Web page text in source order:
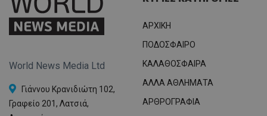
World News Media Ltd
Γιάννου Κρανιδιώτη 102,
Γραφείο 201, Λατσιά,
ΑΡΧΙΚΗ
ΠΟΔΟΣΦΑΙΡΟ
ΚΑΛΑΘΟΣΦΑΙΡΑ
ΑΛΛΑ ΑΘΛΗΜΑΤΑ
ΑΡΘΡΟΓΡΑΦΙΑ